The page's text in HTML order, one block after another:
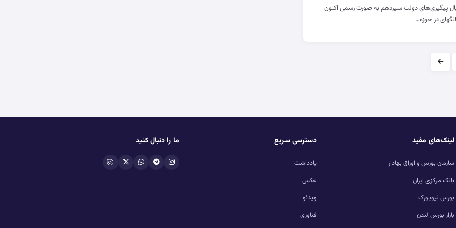
پیگیری‌های دولت سیزدهم به صورت رسمی اکنون
در حوزه…
لینک‌های مفید
سازمان بورس و اوراق بهادار
بانک مرکزی ایران
بورس نیویورک
بازار بورس لندن
دسترسی سریع
یادداشت
عکس
ویدئو
فناوری
ما را دنبال کنید